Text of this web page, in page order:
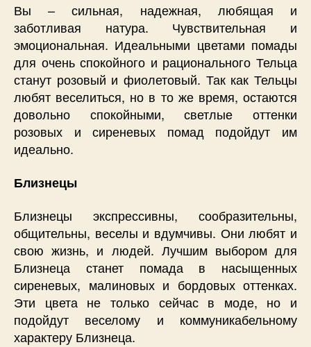
Вы – сильная, надежная, любящая и
заботливая натура. Чувствительная и
эмоциональная. Идеальными цветами помады
для очень спокойного и рационального Тельца
станут розовый и фиолетовый. Так как Тельцы
любят веселиться, но в то же время, остаются
довольно спокойными, светлые оттенки
розовых и сиреневых помад подойдут им
идеально.
Близнецы
Близнецы экспрессивны, сообразительны,
общительны, веселы и вдумчивы. Они любят и
свою жизнь, и людей. Лучшим выбором для
Близнеца станет помада в насыщенных
сиреневых, малиновых и бордовых оттенках.
Эти цвета не только сейчас в моде, но и
подойдут веселому и коммуникабельному
характеру Близнеца.